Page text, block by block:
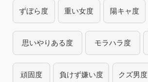
ずぼら度 重い女度 陽キャ度
思いやりある度 モラハラ度
頑固度 負けず嫌い度 クズ男度